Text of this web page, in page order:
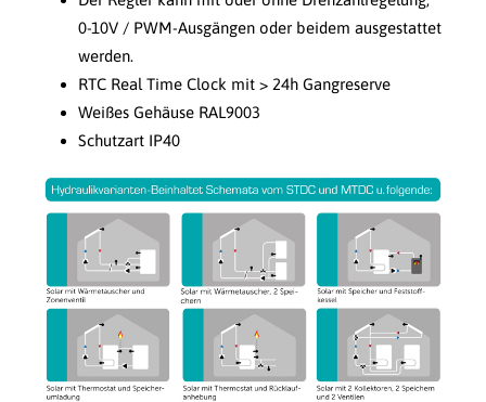
0-10V / PWM-Ausgängen oder beidem ausgestattet
werden.
RTC Real Time Clock mit > 24h Gangreserve
Weißes Gehäuse RAL9003
Schutzart IP40